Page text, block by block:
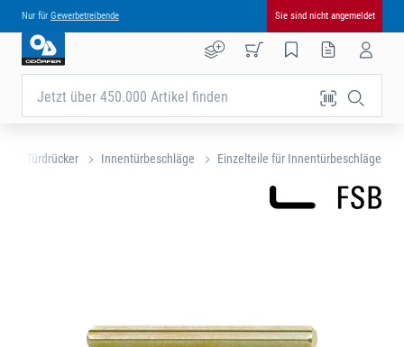
Nur für Gewerbetreibende Sie sind nicht angemeldet
Jetzt über 450.000 Artikel finden
Türdrücker Innentürbeschläge Einzelteile für Innentürbeschläge